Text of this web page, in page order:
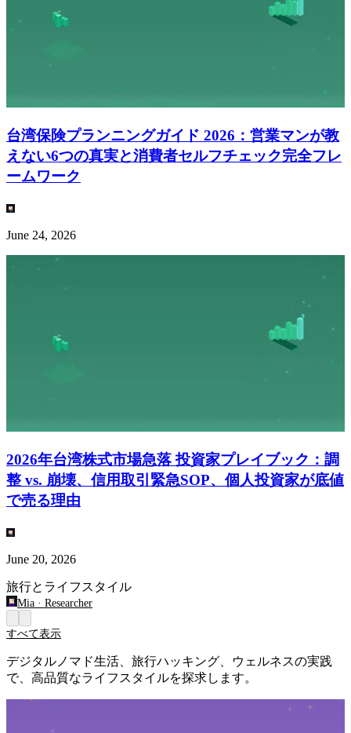
台湾保険プランニングガイド 2026：営業マンが教
えない6つの真実と消費者セルフチェック完全フレ
ームワーク
June 24, 2026
2026年台湾株式市場急落 投資家プレイブック：調
整 vs. 崩壊、信用取引緊急SOP、個人投資家が底値
で売る理由
June 20, 2026
旅行とライフスタイル
Mia · Researcher
すべて表示
デジタルノマド生活、旅行ハッキング、ウェルネスの実践
で、高品質なライフスタイルを探求します。